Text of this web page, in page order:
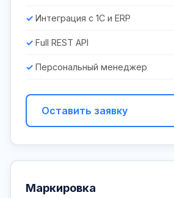
Интеграция с 1С и ERP
Full REST API
Персональный менеджер
Оставить заявку
Маркировка